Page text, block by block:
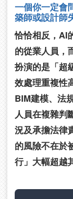
一個你一定會
築師或設計師
恰恰相反，AI
的從業人員，
扮演的是「超
效處理重複性
BIM建模、法
人員在複雜判
況及承擔法律
的風險不在於
行」大幅超越